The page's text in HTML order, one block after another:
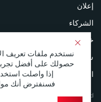
إعلان
الشركاء
خريطة الموقع
سياسة الخصوصية
الشروط والأحكام
LTD. All rights reserved.
نستخدم ملفات تعريف
حصولك على أفضل
إذا واصلت
فسنفترض أنك